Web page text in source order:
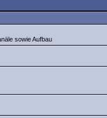
sowie Aufbau